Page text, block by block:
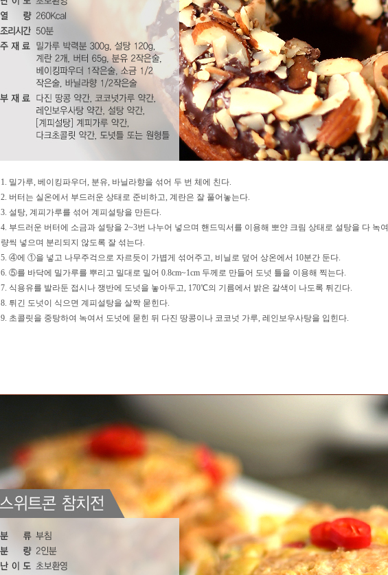
1. 밀가루, 베이킹파우더, 분유, 바닐라향을 섞어 두 번 체에 친다.
2. 버터는 실온에서 부드러운 상태로 준비하고, 계란은 잘 풀어놓는다.
3. 설탕, 계피가루를 섞어 계피설탕을 만든다.
4. 부드러운 버터에 소금과 설탕을 2~3번 나누어 넣으며 핸드믹서를 이용해 뽀얀 크림 상태로 설탕을 다 녹
량씩 넣으며 분리되지 않도록 잘 섞는다.
5. ④에 ①을 넣고 나무주걱으로 자르듯이 가볍게 섞어주고, 비닐로 덮어 상온에서 10분간 둔다.
6. ⑤를 바닥에 밀가루를 뿌리고 밀대로 밀어 0.8cm~1cm 두께로 만들어 도넛 틀을 이용해 찍는다.
7. 식용유를 발라둔 접시나 쟁반에 도넛을 놓아두고, 170℃의 기름에서 밝은 갈색이 나도록 튀긴다.
8. 튀긴 도넛이 식으면 계피설탕을 살짝 묻힌다.
9. 초콜릿을 중탕하여 녹여서 도넛에 묻힌 뒤 다진 땅콩이나 코코넛 가루, 레인보우사탕을 입힌다.